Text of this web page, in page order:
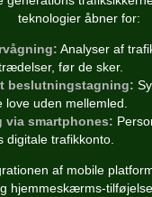
teknologier åbner for:
Analyser af
før de sker.
beslutningstagning:
uden mellemled.
via smartphones:
digitale trafikkonto.
af mobile
hjemmeskærms-